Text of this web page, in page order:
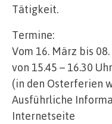
Tätigkeit.
Termine:
Vom 16. März bis
von 15.45 – 16.30 Uhr
(in den Osterferien
Ausführliche
Internetseite